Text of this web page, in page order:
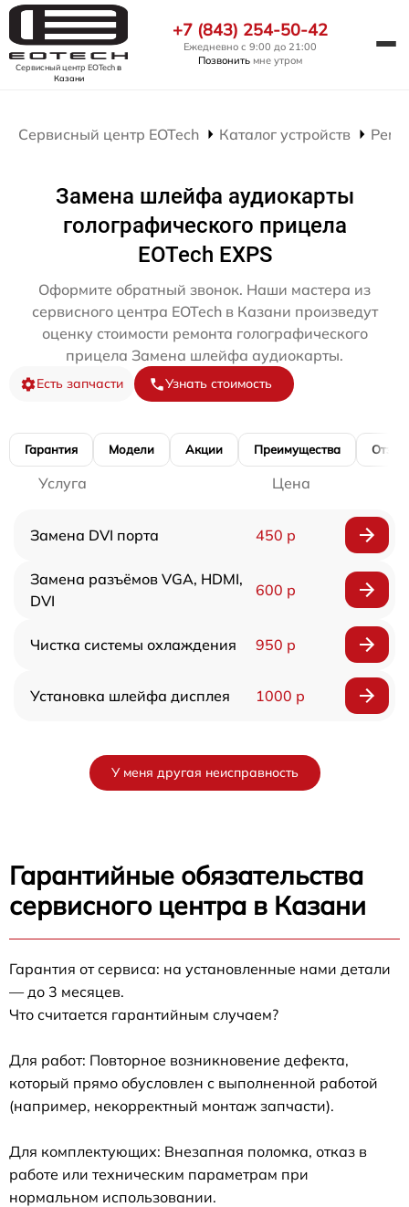
Сервисный центр EOTechв
Казани
+7 (843) 254-50-42
Ежедневно с 9:00 до 21:00
Позвонить мне утром
Сервисный центр EOTech Каталог устройств
Замена шлейфа аудиокарты
голографического прицела
EOTech EXPS
Оформите обратный звонок. Наши мастера из
сервисного центра EOTech в Казани произведут
оценку стоимости ремонта голографического
прицела Замена шлейфа аудиокарты.
Есть запчасти Узнать стоимость
Гарантия Модели Акции Преимущества
Услуга Цена
Замена DVI порта 450 р
Замена разъёмов VGA, HDMI,
DVI
600 р
Чистка системы охлаждения 950 р
Установка шлейфа дисплея 1000 р
У меня другая неисправность
Гарантийные обязательства
сервисного центра в Казани
Гарантия от сервиса: на установленные нами детали
— до 3 месяцев.
Что считается гарантийным случаем?
Для работ: Повторное возникновение дефекта,
который прямо обусловлен с выполненной работой
(например, некорректный монтаж запчасти).
Для комплектующих: Внезапная поломка, отказ в
работе или техническим параметрам при
нормальном использовании.